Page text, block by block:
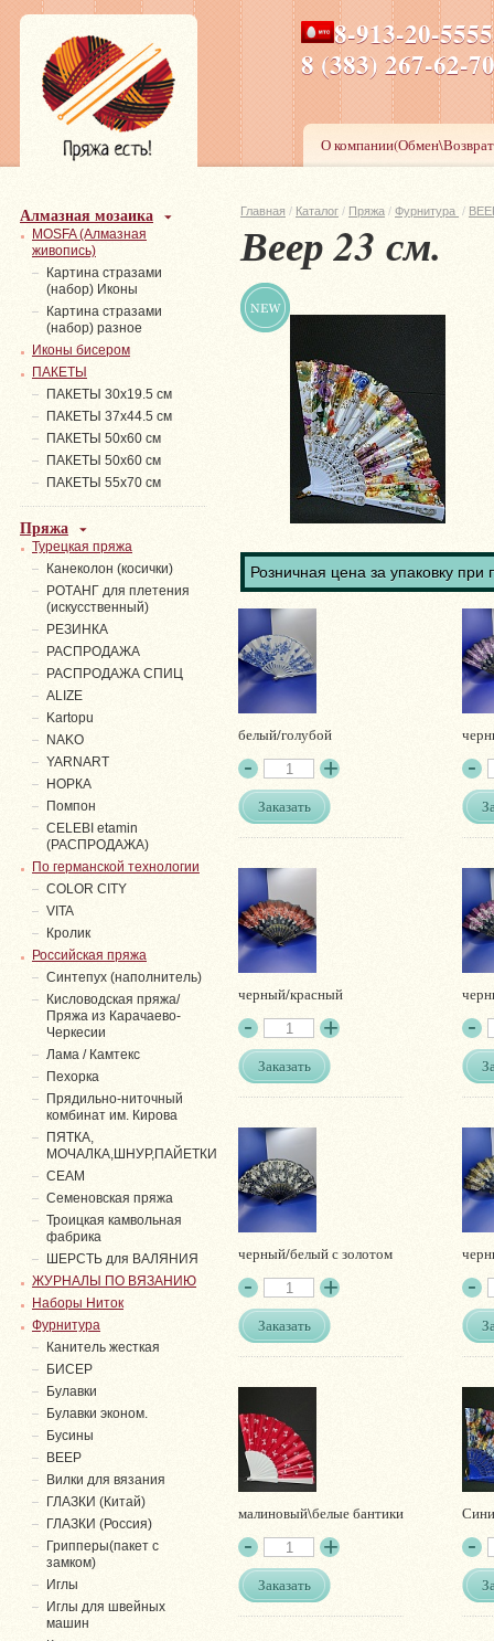
8-913-20-
8 (383) 267-
ПН-ПТ 8-17,СБ-ВС 9-
О
Главная / Каталог / Пряжа / Фурнитура /
Веер 23 см.
Розничная цена за упаковку при
белый/голубой
Заказать
черный/красный
Заказать
черный/белый с золотом
Заказать
малиновый\белые бантики
Заказать
Алмазная мозаика
MOSFA (Алмазная
живопись)
Картина стразами
(набор) Иконы
Картина стразами
(набор) разное
Иконы бисером
ПАКЕТЫ
ПАКЕТЫ 30х19.5 см
ПАКЕТЫ 37х44.5 см
ПАКЕТЫ 50х60 см
ПАКЕТЫ 50х60 см
ПАКЕТЫ 55х70 см
Пряжа
Турецкая пряжа
Канеколон (косички)
РОТАНГ для плетения
(искусственный)
PЕЗИНКА
РАСПРОДАЖА
РАСПРОДАЖА СПИЦ
ALIZE
Kartopu
NAKO
YARNART
НОРКА
Помпон
СELEBI etamin
(РАСПРОДАЖА)
По германской технологии
COLOR CITY
VITA
Кролик
Российская пряжа
Синтепух (наполнитель)
Кисловодская пряжа/
Пряжа из Карачаево-
Черкесии
Лама / Камтекс
Пехорка
Прядильно-ниточный
комбинат им. Кирова
ПЯТКА,
МОЧАЛКА,ШНУР,ПАЙЕТКИ
СЕАМ
Семеновская пряжа
Троицкая камвольная
фабрика
ШЕРСТЬ для ВАЛЯНИЯ
ЖУРНАЛЫ ПО ВЯЗАНИЮ
Наборы Ниток
Фурнитура
Канитель жесткая
БИСЕР
Булавки
Булавки эконом.
Бусины
ВЕЕР
Вилки для вязания
ГЛАЗКИ (Китай)
ГЛАЗКИ (Россия)
Грипперы(пакет с
замком)
Иглы
Иглы для швейных
машин